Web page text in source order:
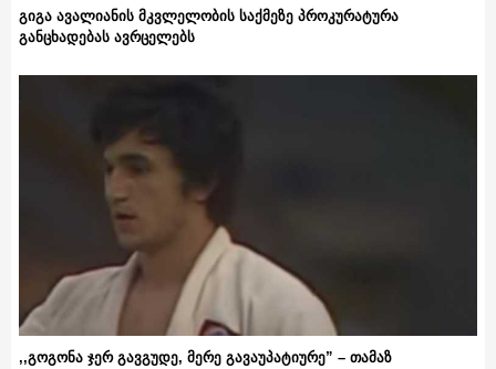
გიგა ავალიანის მკვლელობის საქმეზე პროკურატურა
განცხადებას ავრცელებს
,,გოგონა ჯერ გავგუდე, მერე გავაუპატიურე” – თამაზ